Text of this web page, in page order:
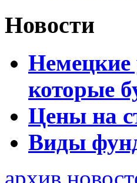
Новости
Немецкие
которые
Цены на
Виды